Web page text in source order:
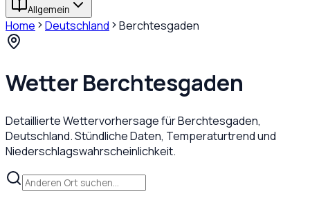
Allgemein
Home Deutschland Berchtesgaden
WetterBerchtesgaden
Detaillierte Wettervorhersage fürBerchtesgaden,
Deutschland. Stündliche Daten, Temperaturtrend und
Niederschlagswahrscheinlichkeit.